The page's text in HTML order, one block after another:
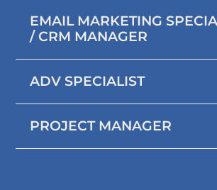
EMAIL MARKETING
/ CRM MANAGER
ADV SPECIALIST
PROJECT MANAGER